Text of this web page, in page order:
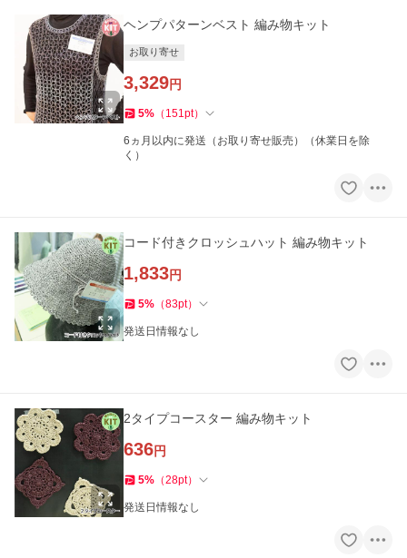
ヘンプパターンベスト 編み物キット
お取り寄せ
3,329円
5% （ 151pt）
6ヵ月以内に発送（お取り寄せ販売）（休業日を除
く）
コード付きクロッシュハット 編み物キット
1,833円
5% （83pt）
発送日情報なし
2タイプコースター 編み物キット
636円
5% （28pt）
発送日情報なし